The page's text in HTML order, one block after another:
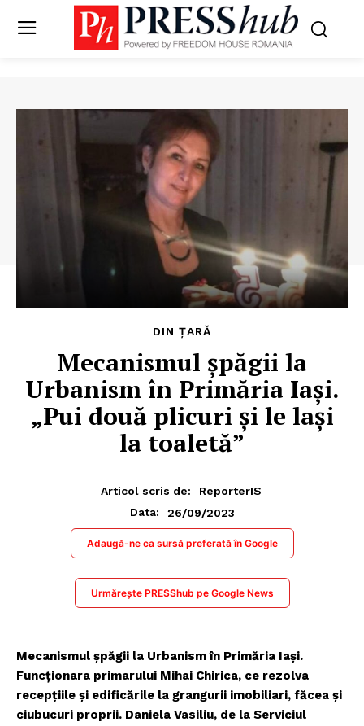
DIN ȚARĂ
Mecanismul șpăgii la
Urbanism în Primăria Iași.
„Pui două plicuri și le lași
la toaletă”
Articol scris de:
ReporterIS
Data:
26/09/2023
Adaugă-ne ca sursă preferată în Google
Urmărește PRESShub pe Google News
Mecanismul șpăgii la Urbanism în Primăria Iași.
Funcționara primarului Mihai Chirica, ce rezolva
recepțiile și edificările la grangurii imobiliari, făcea și
ciubucuri proprii. Daniela Vasiliu, de la Serviciul